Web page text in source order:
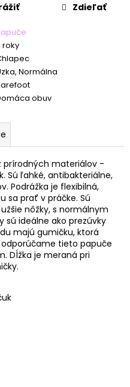
roky
Normálna
obuv
Zdieľať
prírodných materiálov -
Sú ľahké, antibakteriálne,
Podrážka je flexibilná,
sa prať v práčke. Sú
nôžky, s normálnym
sú ideálne ako prezúvky
majú gumičku, ktorá
tieto papuče
Dĺžka je meraná pri